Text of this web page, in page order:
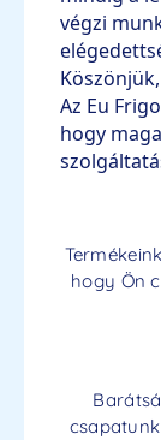
végzi
Az Eu
hogy
hogy Ön